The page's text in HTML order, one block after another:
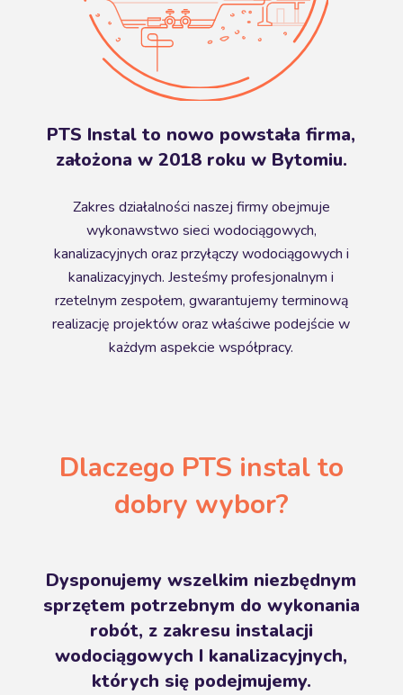
PTS Instal to nowo powstała firma,
założona w 2018 roku w Bytomiu.
Zakres działalności naszej firmy obejmuje
wykonawstwo sieci wodociągowych,
kanalizacyjnych oraz przyłączy wodociągowych i
kanalizacyjnych. Jesteśmy profesjonalnym i
rzetelnym zespołem, gwarantujemy terminową
realizację projektów oraz właściwe podejście w
każdym aspekcie współpracy.
Dlaczego PTS instal to
dobry wybor?
Dysponujemy wszelkim niezbędnym
sprzętem potrzebnym do wykonania
robót, z zakresu instalacji
wodociągowych I kanalizacyjnych,
których się podejmujemy.